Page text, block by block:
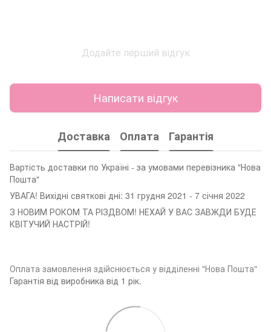
Додайте перший відгук
Написати відгук
Доставка Оплата Гарантія
Вартість доставки по Україні - за умовами перевізника "Нова
Пошта"
УВАГА! Вихідні святкові дні: 31 грудня 2021 - 7 січня 2022
З НОВИМ РОКОМ ТА РІЗДВОМ! НЕХАЙ У ВАС ЗАВЖДИ БУДЕ
КВІТУЧИЙ НАСТРІЙ!
Оплата замовлення здійснюється у відділенні "Нова Пошта"
Гарантія від виробника від 1 рік.